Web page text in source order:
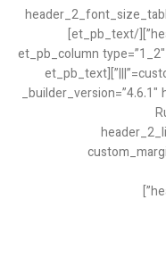
header_2_font_size_last_edited=”on|phone”][/et_pb_text]
[/et_pb_column][et_pb_column
custom_padding=”|||” custom_padding__hover=”|||”][et_pb_text
_builder_version=”4.6.1″